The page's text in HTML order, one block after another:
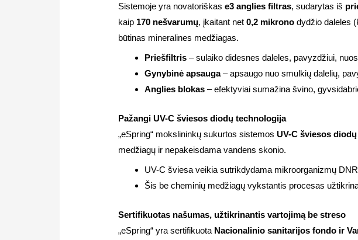
Sistemoje yra novatoriškase3 anglies filtras, sudarytas iš
kaip 170 nešvarumų, įkaitant net0,2 mikrono dydžio daleles
būtinas mineralines medžiagas.
Priešfiltris – sulaiko didesnes daleles, pavyzdžiui,
Gynybinė apsauga– apsaugo nuo smulkių dalelių,
Anglies blokas – efektyviai sumažina švino,
Pažangi UV-C šviesos diodų technologija
„eSpring“ mokslininkų sukurtos sistemosUV-C šviesos
medžiagų ir nepakeisdama vandens skonio.
UV-C šviesa veikia sutrikdydama mikroorganizmų
Šis be cheminių medžiagų vykstantis procesas
Sertifikuotas našumas, užtikrinantis vartojimą be streso
„eSpring“ yra sertifikuota Nacionalinio sanitarijos fondo ir